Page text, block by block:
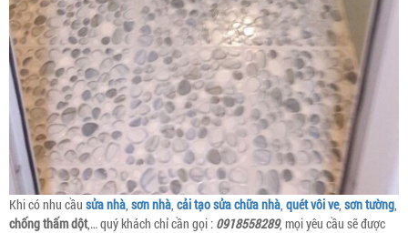
Khi có nhu cầu sửa nhà, sơn nhà, cải tạo sửa chữa nhà, quét vôi ve, sơn tường,
chống thấm dột,… quý khách chỉ cần gọi : 0918558289, mọi yêu cầu sẽ được